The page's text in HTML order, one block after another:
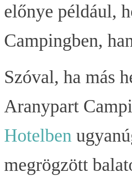
előnye például,
Campingben,
Szóval, ha más
Aranypart
Hotelben
megrögzött